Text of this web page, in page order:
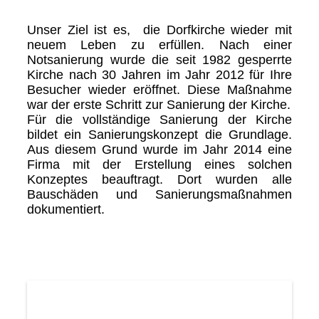
Unser Ziel ist es, die Dorfkirche wieder mit
neuem Leben zu erfüllen. Nach einer
Notsanierung wurde die seit 1982 gesperrte
Kirche nach 30 Jahren im Jahr 2012 für Ihre
Besucher wieder eröffnet. Diese Maßnahme
war der erste Schritt zur Sanierung der Kirche.
Für die vollständige Sanierung der Kirche
bildet ein Sanierungskonzept die Grundlage.
Aus diesem Grund wurde im Jahr 2014 eine
Firma mit der Erstellung eines solchen
Konzeptes beauftragt. Dort wurden alle
Bauschäden und Sanierungsmaßnahmen
dokumentiert.